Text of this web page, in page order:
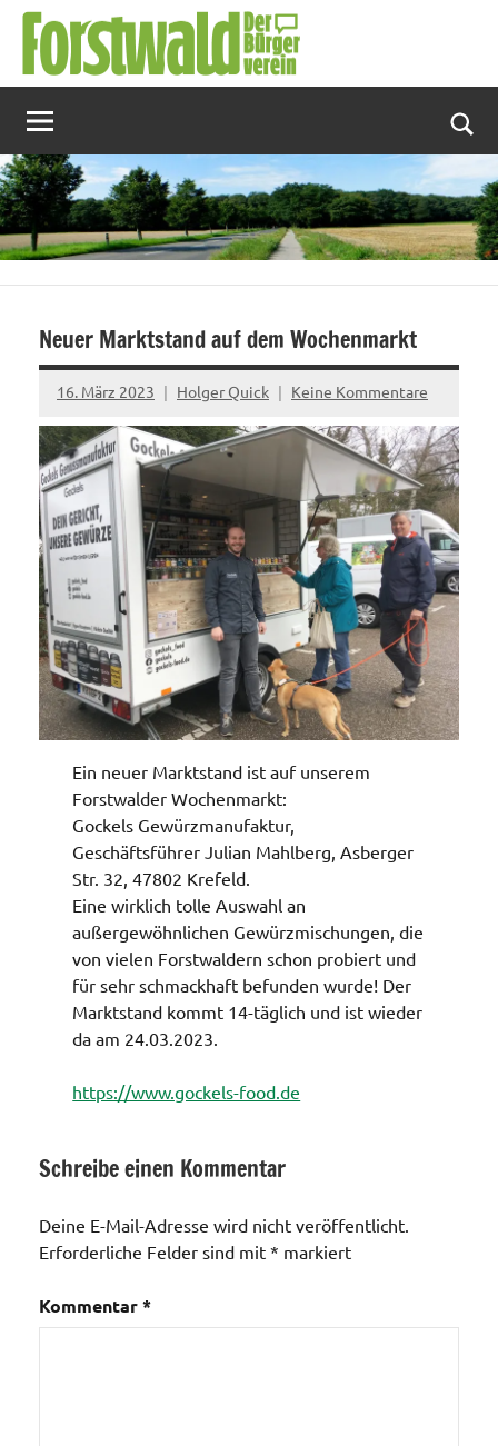
Zum
Inhalt
springen
Neuer Marktstand auf dem Wochenmarkt
16. März 2023 Holger Quick Keine Kommentare
Ein neuer Marktstand ist auf unserem
Forstwalder Wochenmarkt:
Gockels Gewürzmanufaktur,
Geschäftsführer Julian Mahlberg, Asberger
Str. 32, 47802 Krefeld.
Eine wirklich tolle Auswahl an
außergewöhnlichen Gewürzmischungen, die
von vielen Forstwaldern schon probiert und
für sehr schmackhaft befunden wurde! Der
Marktstand kommt 14-täglich und ist wieder
da am 24.03.2023.
https://www.gockels-food.de
Wochenmarkt
Schreibe einen Kommentar
Deine E-Mail-Adresse wird nicht veröffentlicht.
Erforderliche Felder sind mit * markiert
Kommentar*